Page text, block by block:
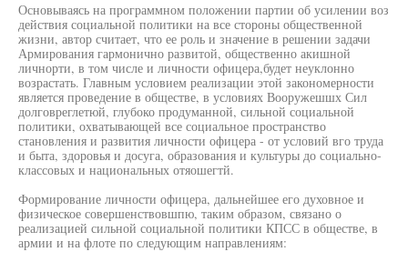
Основываясь на программном положении партии об усилении воз
действия социальной политики на все стороны общественной
жизни, автор считает, что ее роль и значение в решении задачи
Армирования гармонично развитой, общественно акишной
личнорти, в том числе и личности офицера,будет неуклонно
возрастать. Главным условием реализации этой закономерности
является проведение в обществе, в условиях Вооружешшх Сил
долговреглетюй, глубоко продуманной, сильной социальной
политики, охватывающей все социальное пространство
становления и развития личности офицера - от условий вго труда
и быта, здоровья и досуга, образования и культуры до социально-
классовых и национальных отяошегтй.
Формирование личности офицера, дальнейшее его духовное и
физическое совершенствовшпю, таким образом, связано о
реализацией сильной социальной политики КПСС в обществе, в
армии и на флоте по следующим направлениям: